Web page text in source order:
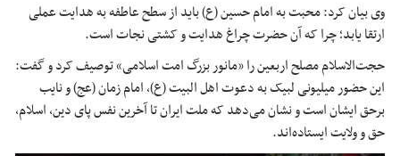
وی بیان کرد: محبت به امام حسین (ع)باید از سطح عاطفه به هدایت عملی
ارتقا یابد؛ چرا که آن حضرت چراغ هدایت و کشتی نجات است.
حجت‌الاسلام مصلح اربعین را «مانور بزرگ امت اسلامی» توصیف کرد و گفت:
این حضور میلیونی لبیک به دعوت اهلالبیت(ع)، امام زمان (عج) و نایب
برحق ایشان است و نشان می‌دهد که ملت ایران تا آخرین نفس پای دین، اسلام،
حق و ولایت ایستاده‌اند.